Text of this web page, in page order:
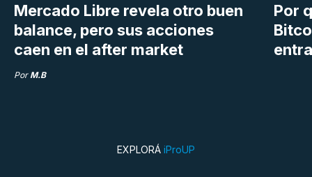
Mercado Libre revela otro buen
balance, pero sus acciones
caen en el after market
Por M.B
Por
EXPLORÁ iProUP